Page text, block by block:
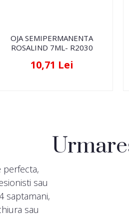
OJA SEMIPERMANENTA
ROSALIND 7ML- R2030
10,71 Lei
perfecta,
sau
saptamani,
sau